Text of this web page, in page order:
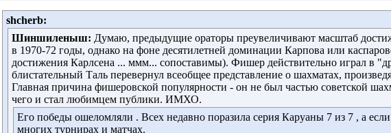
shcherb:
Шиншиленыш: Думаю, предыдущие ораторы преувеличивают масштаб
в 1970-72 годы, однако на фоне десятилетней доминации Карпова или
достижения Карлсена ... ммм... сопоставимы). Фишер действительно играл в
блистательный Таль перевернул всеобщее представление о шахматах,
Главная причина фишеровской популярности - он не был частью советской
чего и стал любимцем публики. ИМХО.
Его победы ошеломляли . Всех недавно поразила серия Каруаны 7 из 7 , а
многих турнирах и матчах.